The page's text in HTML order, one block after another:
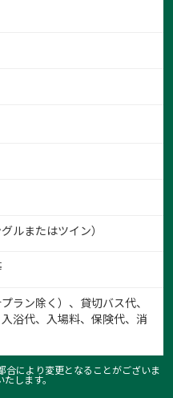
ルまたはツイン）
ラン除く）、貸切バス代、
浴代、入場料、保険代、消
により変更となることがございま
たします。